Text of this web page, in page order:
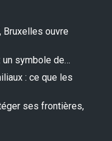
Bruxelles ouvre
un symbole de…
: ce que les
ses frontières,